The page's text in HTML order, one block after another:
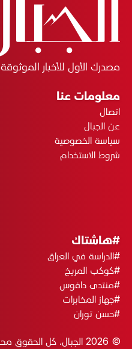
مصدرك الأول للأخبار الموثوقة
معلومات عنا
اتصال
عن الجبال
سياسة الخصوصية
شروط الاستخدام
#هاشتاك
#الدراسة في العراق
#كوكب المريخ
#منتدى دافوس
#جهاز المخابرات
#حسن توران
© 2026 الجبال. كل الحقوق محفوظة.